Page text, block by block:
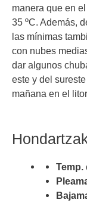
manera que en
35 ºC. Además,
las mínimas
con nubes
dar algunos
este y del
mañana en el
Temp.